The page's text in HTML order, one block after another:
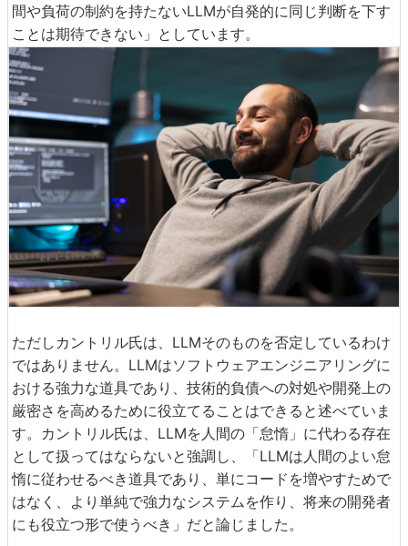
間や負荷の制約を持たないLLMが自発的に同じ判断を下す
ことは期待できない」としています。
ただしカントリル氏は、LLMそのものを否定しているわけ
ではありません。LLMはソフトウェアエンジニアリングに
おける強力な道具であり、技術的負債への対処や開発上の
厳密さを高めるために役立てることはできると述べていま
す。カントリル氏は、LLMを人間の「怠惰」に代わる存在
として扱ってはならないと強調し、「LLMは人間のよい怠
惰に従わせるべき道具であり、単にコードを増やすためで
はなく、より単純で強力なシステムを作り、将来の開発者
にも役立つ形で使うべき」だと論じました。